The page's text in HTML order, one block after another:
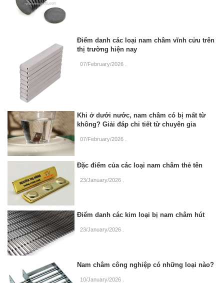
Điểm danh các loại nam châm vĩnh cửu trên
thị trường hiện nay
07/February/2026
Khi ở dưới nước, nam châm có bị mất từ
không? Giải đáp chi tiết từ chuyên gia
07/February/2026
Đặc điểm của các loại nam châm thẻ tên
23/January/2026
Điểm danh các kim loại bị nam châm hút
23/January/2026
Nam châm công nghiệp có những loại nào?
10/January/2026